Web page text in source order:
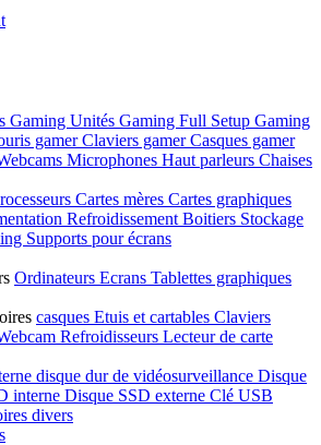
Gaming Unités Gaming Full Setup Gaming
gamerClaviers gamerCasques gamer
Microphones Haut parleurs Chaises
Cartes mères Cartes graphiques
Refroidissement Boitiers Stockage
Supports pour écrans
Ordinateurs Ecrans Tablettes graphiques
casques Etuis et cartables Claviers
Refroidisseurs Lecteur de carte
disque dur de vidéosurveillance Disque
interne Disque SSD externe Clé USB
divers